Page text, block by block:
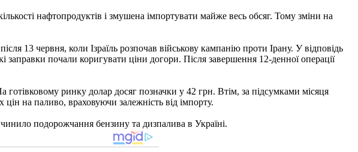
нафтопродуктів і змушена імпортувати майже весь обсяг. Тому зміни на
13 червня, коли Ізраїль розпочав військову кампанію проти Ірану. У відповідь
почали коригувати ціни догори. Після завершення 12-денної операції
ринку долар досяг позначки у 42 грн. Втім, за підсумками місяця
на паливо, враховуючи залежність від імпорту.
подорожчання бензину та дизпалива в Україні.